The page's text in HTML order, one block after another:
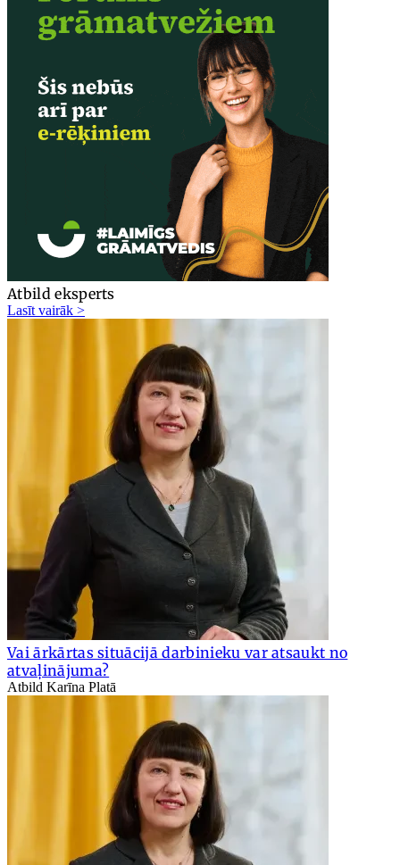
Atbild eksperts
Lasīt vairāk >
Vai ārkārtas situācijā darbinieku var atsaukt no
atvaļinājuma?
Atbild Karīna Platā